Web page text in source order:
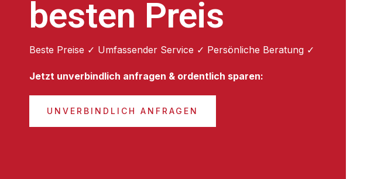
besten Preis
Beste Preise ✓ Umfassender Service ✓ Persönliche Beratung ✓
Jetzt unverbindlich anfragen & ordentlich sparen:
UNVERBINDLICH ANFRAGEN